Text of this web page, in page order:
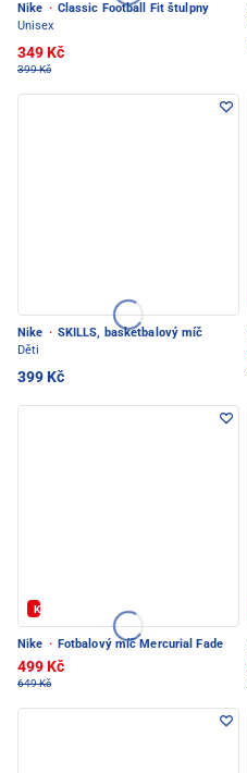
Nike · Classic Football Fit štulpny
Unisex
349 Kč
399 Kč
Nike · SKILLS, basketbalový míč
Děti
399 Kč
Kód: FOTBAL20
Nike · Fotbalový míč Mercurial Fade
499 Kč
649 Kč